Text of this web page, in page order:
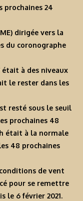
prochaines 24
dirigée vers la
du coronographe
était à des niveaux
le rester dans les
resté sous le seuil
prochaines 48
était à la normale
48 prochaines
de vent
pour se remettre
le 6 février 2021.